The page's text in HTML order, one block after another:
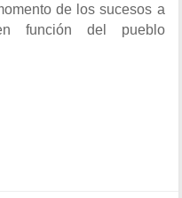
de los sucesos a
función del pueblo